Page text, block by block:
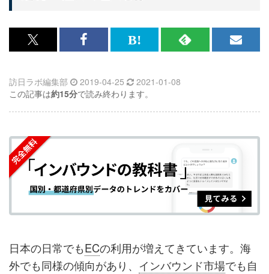
替
る
x<br>
記
事
シ
ェ
ア
す
る
Facebook<br>
記
事
シ
ェ
ア
す
る
は
な
ブ
ク
マ
ー
ク
に
加
RSS
購
読
す
る
メ
録
す
訪日ラボ編集部 2019-04-25
2021-01-08
この記事は約15分で読み終わります。
日本の日常でもECの利用が増えてきています。海
外でも同様の傾向があり、 インバウンド市場でも自